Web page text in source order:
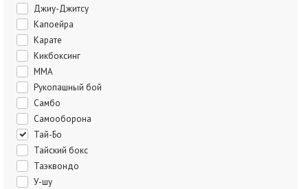
Джиу-Джитсу
Капоейра
Карате
Кикбоксинг
ММА
Рукопашный бой
Самбо
Самооборона
Тай-Бо
Тайский бокс
Таэквондо
У-шу